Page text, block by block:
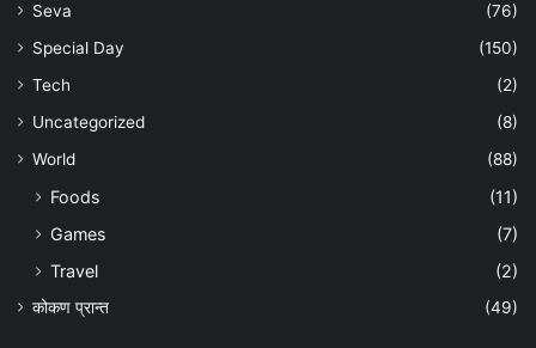
Seva
(76)
Special Day
(150)
Tech
(2)
Uncategorized
(8)
World
(88)
Foods
(11)
Games
(7)
Travel
(2)
कोकण प्रान्त (49)